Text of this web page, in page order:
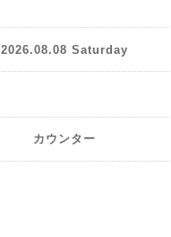
2026.08.08 Saturday
カウンター